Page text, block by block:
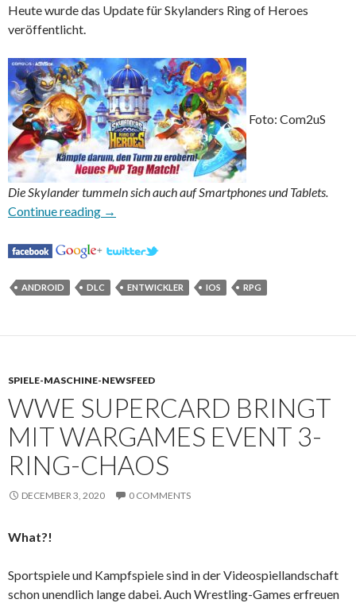
Heute wurde das Update für Skylanders Ring of Heroes
veröffentlicht.
Foto: Com2uS
Die Skylander tummeln sich auch auf Smartphones und Tablets.
Continue reading Update für Skylanders Ring of Heroes
→
ANDROID DLC ENTWICKLER IOS RPG
SPIELE-MASCHINE-NEWSFEED
WWE SUPERCARD BRINGT
MIT WARGAMES EVENT 3-
RING-CHAOS
DECEMBER 3, 2020 0 COMMENTS
What?!
Sportspiele und Kampfspiele sind in der Videospiellandschaft
schon unendlich lange dabei. Auch Wrestling-Games erfreuen